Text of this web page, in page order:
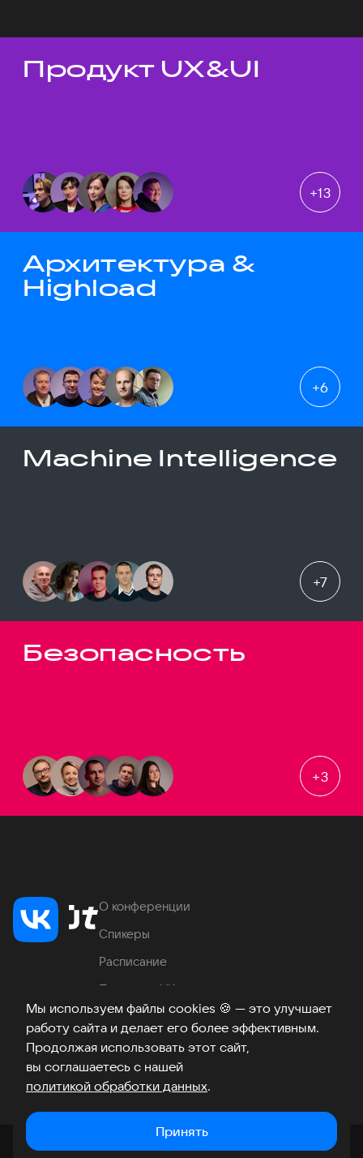
Мы используем файлы cookies 🍪 — это улучшает
работу сайта и делает его более эффективным.
Продолжая использовать этот сайт,
вы соглашаетесь с нашей
политикой обработки данных.
Принять
Закрыть
Темы докладов
Продукт UX&UI
+13
Архитектура &
Highload
+6
Machine Intelligence
+7
Безопасность
+3
О конференции
Спикеры
Расписание
Продукты VK
Место проведения
Часто задаваемые вопросы
ТелеграмВКонтакте
Хабр
Возникли вопросы? ©2026